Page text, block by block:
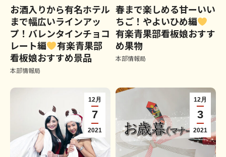
お酒入りから有名ホテル
まで幅広いラインアッ
プ！バレンタインチョコ
レート編
有楽青果部
看板娘おすすめ景品
本部情報局
春まで楽しめる甘ーいい
ちご！やよいひめ編
有楽青果部看板娘おすす
め果物
本部情報局
12月
7
2021
12月
3
2021